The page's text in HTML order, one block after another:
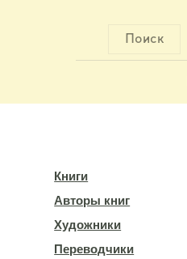
Поиск
Книги
Авторы книг
Художники
Переводчики